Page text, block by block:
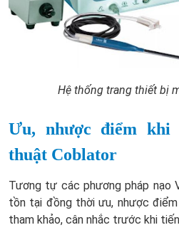
Hệ thống trang thiết bị
Ưu, nhược điểm khi
thuật Coblator
Tương tự các phương pháp nạo
tồn tại đồng thời ưu, nhược điểm
tham khảo, cân nhắc trước khi